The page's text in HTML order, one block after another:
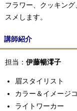
フラワー、クッキン
スメします。
講師紹介
担当： 伊藤暢澪子
眉スタイリスト
カラー＆イメージ
ライトワーカー